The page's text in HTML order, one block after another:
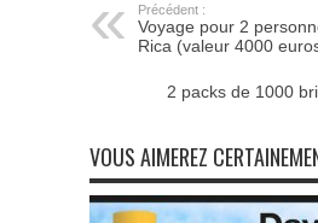
Précédent :
Voyage pour 2
Rica (valeur 4000
2 packs de 1000
VOUS AIMEREZ